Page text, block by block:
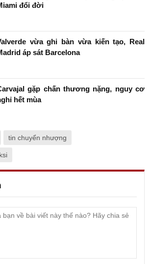
đổi đời
vừa ghi bàn vừa kiến tạo, Real
áp sát Barcelona
gặp chấn thương nặng, nguy cơ
hết mùa
tin chuyển nhượng